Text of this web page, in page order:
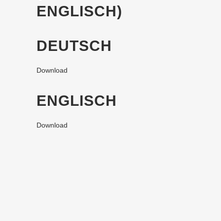
ENGLISCH)
DEUTSCH
Download
ENGLISCH
Download